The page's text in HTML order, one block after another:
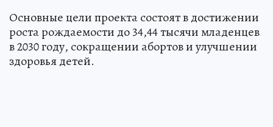
Основные цели проекта состоят в достижении
роста рождаемости до 34,44 тысячи младенцев
в 2030 году, сокращении абортов и улучшении
здоровья детей.